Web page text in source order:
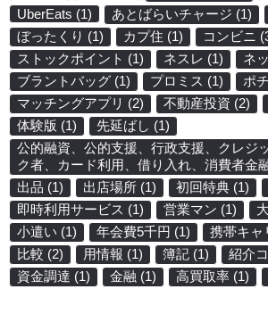
UberEats (1) あとばらいチャージ (1)
ぼったくり (1) カプ住 (1) コンビニ
ストックポイント (1) ネスレ (1) ネ
ブラントバッグ (1) プロミス (1) ポ
マッチングアプリ (2) 不動産投資 (2)
体験版 (1) 先延ばし (1)
公的融資、公的支援、行政支援、クレジ
ク者、カード利用、借り入れ、消費者金
出品 (1) 出店場所 (1) 初回特典 (1)
即時利用サービス (1) 営業マン (1)
小遣い (1) 年会費5千円 (1) 携帯キャ
比較 (2) 用情報 (1) 簿記 (1) 紹介
資金調達 (1) 金融 (1) 高買取率 (1)